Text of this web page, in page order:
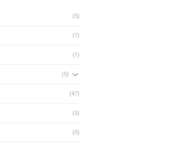
(5)
(1)
(1)
(5)
(47)
(5)
(5)